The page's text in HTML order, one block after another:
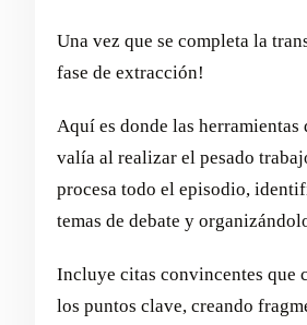
Una vez que se completa la
fase de extracción!
Aquí es donde las herramientas
valía al realizar el pesado
procesa todo el episodio,
temas de debate y
Incluye citas convincentes que
los puntos clave, creando